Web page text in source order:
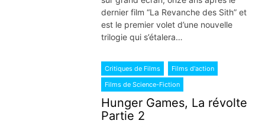
dernier film “La Revanche des Sith” et
est le premier volet d’une nouvelle
trilogie qui s’étalera…
Critiques de Films
Films d'action
Films de Science-Fiction
Hunger Games, La révolte
Partie 2